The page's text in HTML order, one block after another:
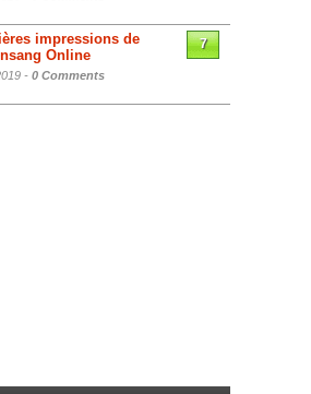
impressions de
Online
- 0 Comments
7